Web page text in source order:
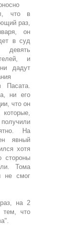
что в
раз,
он
в суд
девять
и
дадут
Пасата.
ни его
что он
На
явный
хотя
стороны
Тома
не смог
на 2
тем, что